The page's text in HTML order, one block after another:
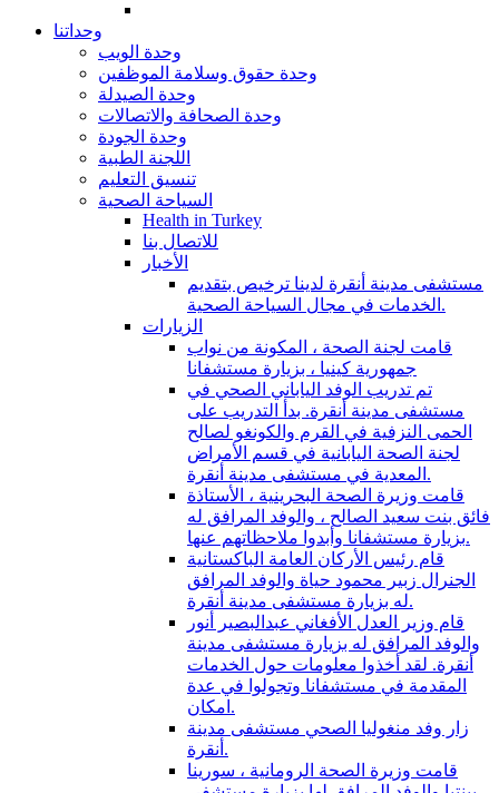
وحداتنا
وحدة الويب
وحدة حقوق وسلامة الموظفين
وحدة الصيدلة
وحدة الصحافة والاتصالات
وحدة الجودة
اللجنة الطبية
تنسيق التعليم
السياحة الصحية
Health in Turkey
للاتصال بنا
الأخبار
مستشفى مدينة أنقرة لدينا ترخيص بتقديم
الخدمات في مجال السياحة الصحية.
الزيارات
قامت لجنة الصحة ، المكونة من نواب
جمهورية كينيا ، بزيارة مستشفانا
تم تدريب الوفد الياباني الصحي في
مستشفى مدينة أنقرة. بدأ التدريب على
الحمى النزفية في القرم والكونغو لصالح
لجنة الصحة اليابانية في قسم الأمراض
المعدية في مستشفى مدينة أنقرة.
قامت وزيرة الصحة البحرينية ، الأستاذة
فائق بنت سعيد الصالح ، والوفد المرافق له
بزيارة مستشفانا وأبدوا ملاحظاتهم عنها.
قام رئيس الأركان العامة الباكستانية
الجنرال زبير محمود حياة والوفد المرافق
له بزيارة مستشفى مدينة أنقرة.
قام وزير العدل الأفغاني عبدالبصير أنور
والوفد المرافق له بزيارة مستشفى مدينة
أنقرة. لقد أخذوا معلومات حول الخدمات
المقدمة في مستشفانا وتجولوا في عدة
امكان.
زار وفد منغوليا الصحي مستشفى مدينة
أنقرة.
قامت وزيرة الصحة الرومانية ، سورينا